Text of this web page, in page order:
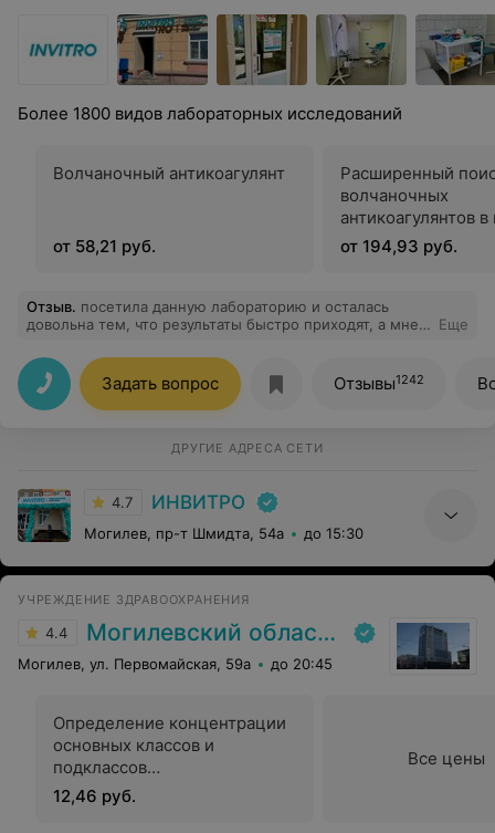
Более 1800 видов лабораторных исследований
Волчаночный антикоагулянт
от 58,21 руб.
Расширенный
волчаночных
антикоагулянтов
соответствии с
рекомендациями
по тромбозам и
от 194,93 руб.
Отзыв. посетила данную лабораторию и осталась
довольна тем, что результаты быстро приходят, а мне
Еще
Задать вопрос Отзывы1242
ДРУГИЕ АДРЕСА СЕТИ
4.7 ИНВИТРО
Могилев, пр-т Шмидта, 54а до 15:30
УЧРЕЖДЕНИЕ ЗДРАВООХРАНЕНИЯ
4.4 Могилевский областной лечебно-диагностический центр
Могилев, ул. Первомайская, 59а до 20:45
Определение концентрации
основных классов и
подклассов
иммуноглобулинов (А, М, G)
методом
12,46 руб.
Все цены